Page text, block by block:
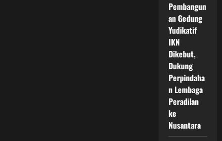
Pembangun
an Gedung
Yudikatif
IKN
Dikebut,
Dukung
Perpindaha
n Lembaga
Peradilan
ke
Nusantara